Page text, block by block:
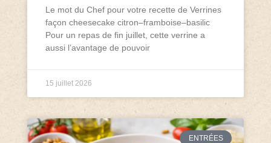
Le mot du Chef pour votre recette de Verrines
façon cheesecake citron–framboise–basilic
Pour un repas de fin juillet, cette verrine a
aussi l’avantage de pouvoir
15 juillet 2026
ENTRÉES